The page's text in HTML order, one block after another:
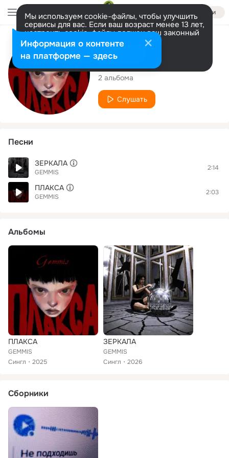
Войти
Мы используем cookie-файлы, чтобы улучшить
сервисы для вас. Если ваш возраст менее 13 лет,
настроить cookie-файлы должен ваш законный
представитель. Больше информации
Разрешить все Настроить
Исполнитель
GEMMIS
2 альбома
Слушать
Песни
ЗЕРКАЛА
GEMMIS
2:14
ПЛАКСА
GEMMIS
2:03
Альбомы
ПЛАКСА
GEMMIS
Сингл
2025
ЗЕРКАЛА
GEMMIS
Сингл
2026
Сборники
Информация о контенте
на платформе — здесь